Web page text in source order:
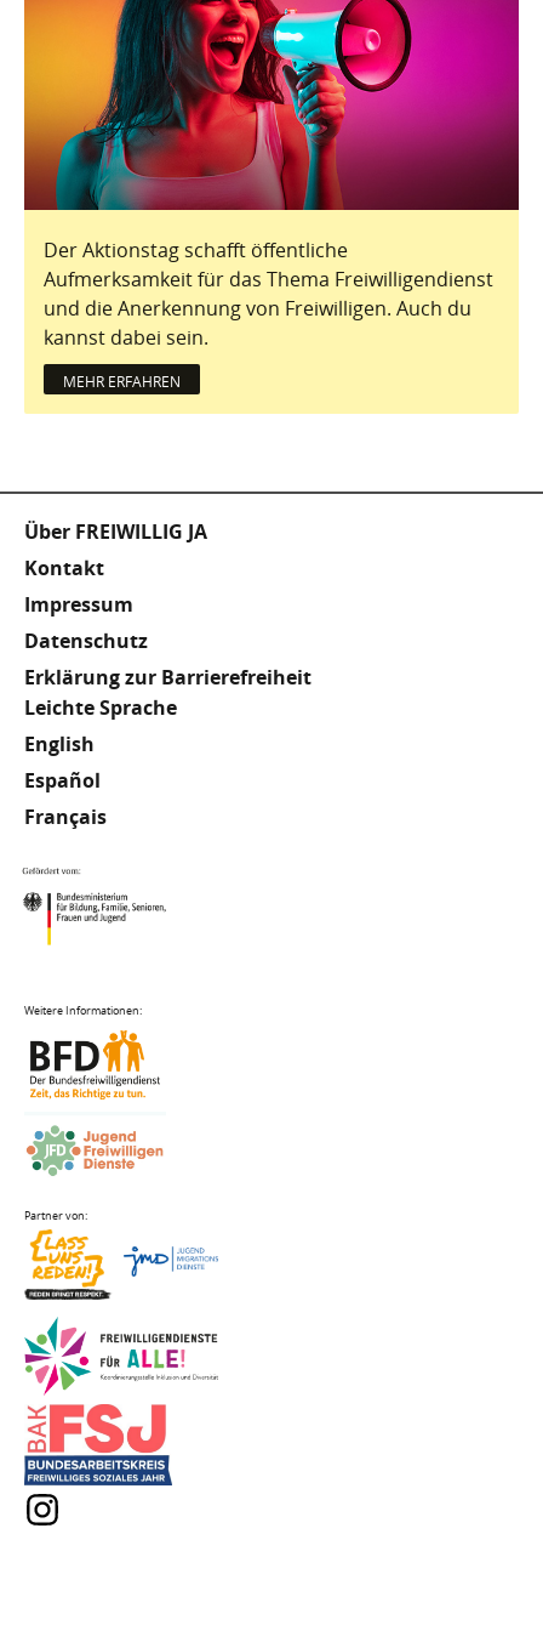
Der Aktionstag schafft öffentliche
Aufmerksamkeit für das Thema Freiwilligendienst
und die Anerkennung von Freiwilligen. Auch du
kannst dabei sein.
MEHR ERFAHREN
Fußzeile
Über FREIWILLIG JA
Kontakt
Impressum
Datenschutz
Erklärung zur Barrierefreiheit
Meta
Footer
Leichte Sprache
English
Español
Français